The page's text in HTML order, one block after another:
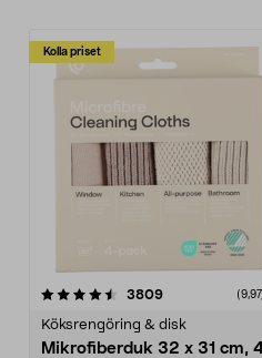
Kolla priset
3809recensioner
Köksrengöring & disk
Mikrofiberduk 32 x 31 cm,
4.0av 5 stjärnor